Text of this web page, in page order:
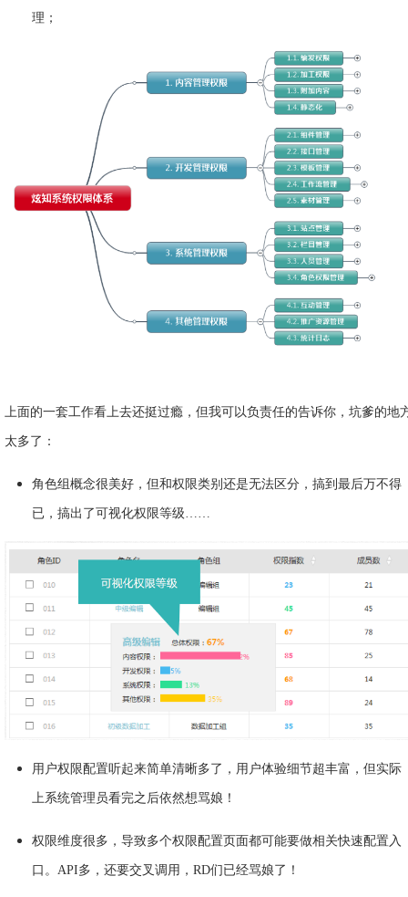
理；
上面的一套工作看上去还挺过瘾，但我可以负责任的告诉你，坑爹的地
太多了：
角色组概念很美好，但和权限类别还是无法区分，搞到最后万不得
已，搞出了可视化权限等级……
用户权限配置听起来简单清晰多了，用户体验细节超丰富，但实际
上系统管理员看完之后依然想骂娘！
权限维度很多，导致多个权限配置页面都可能要做相关快速配置入
口。API多，还要交叉调用，RD们已经骂娘了！